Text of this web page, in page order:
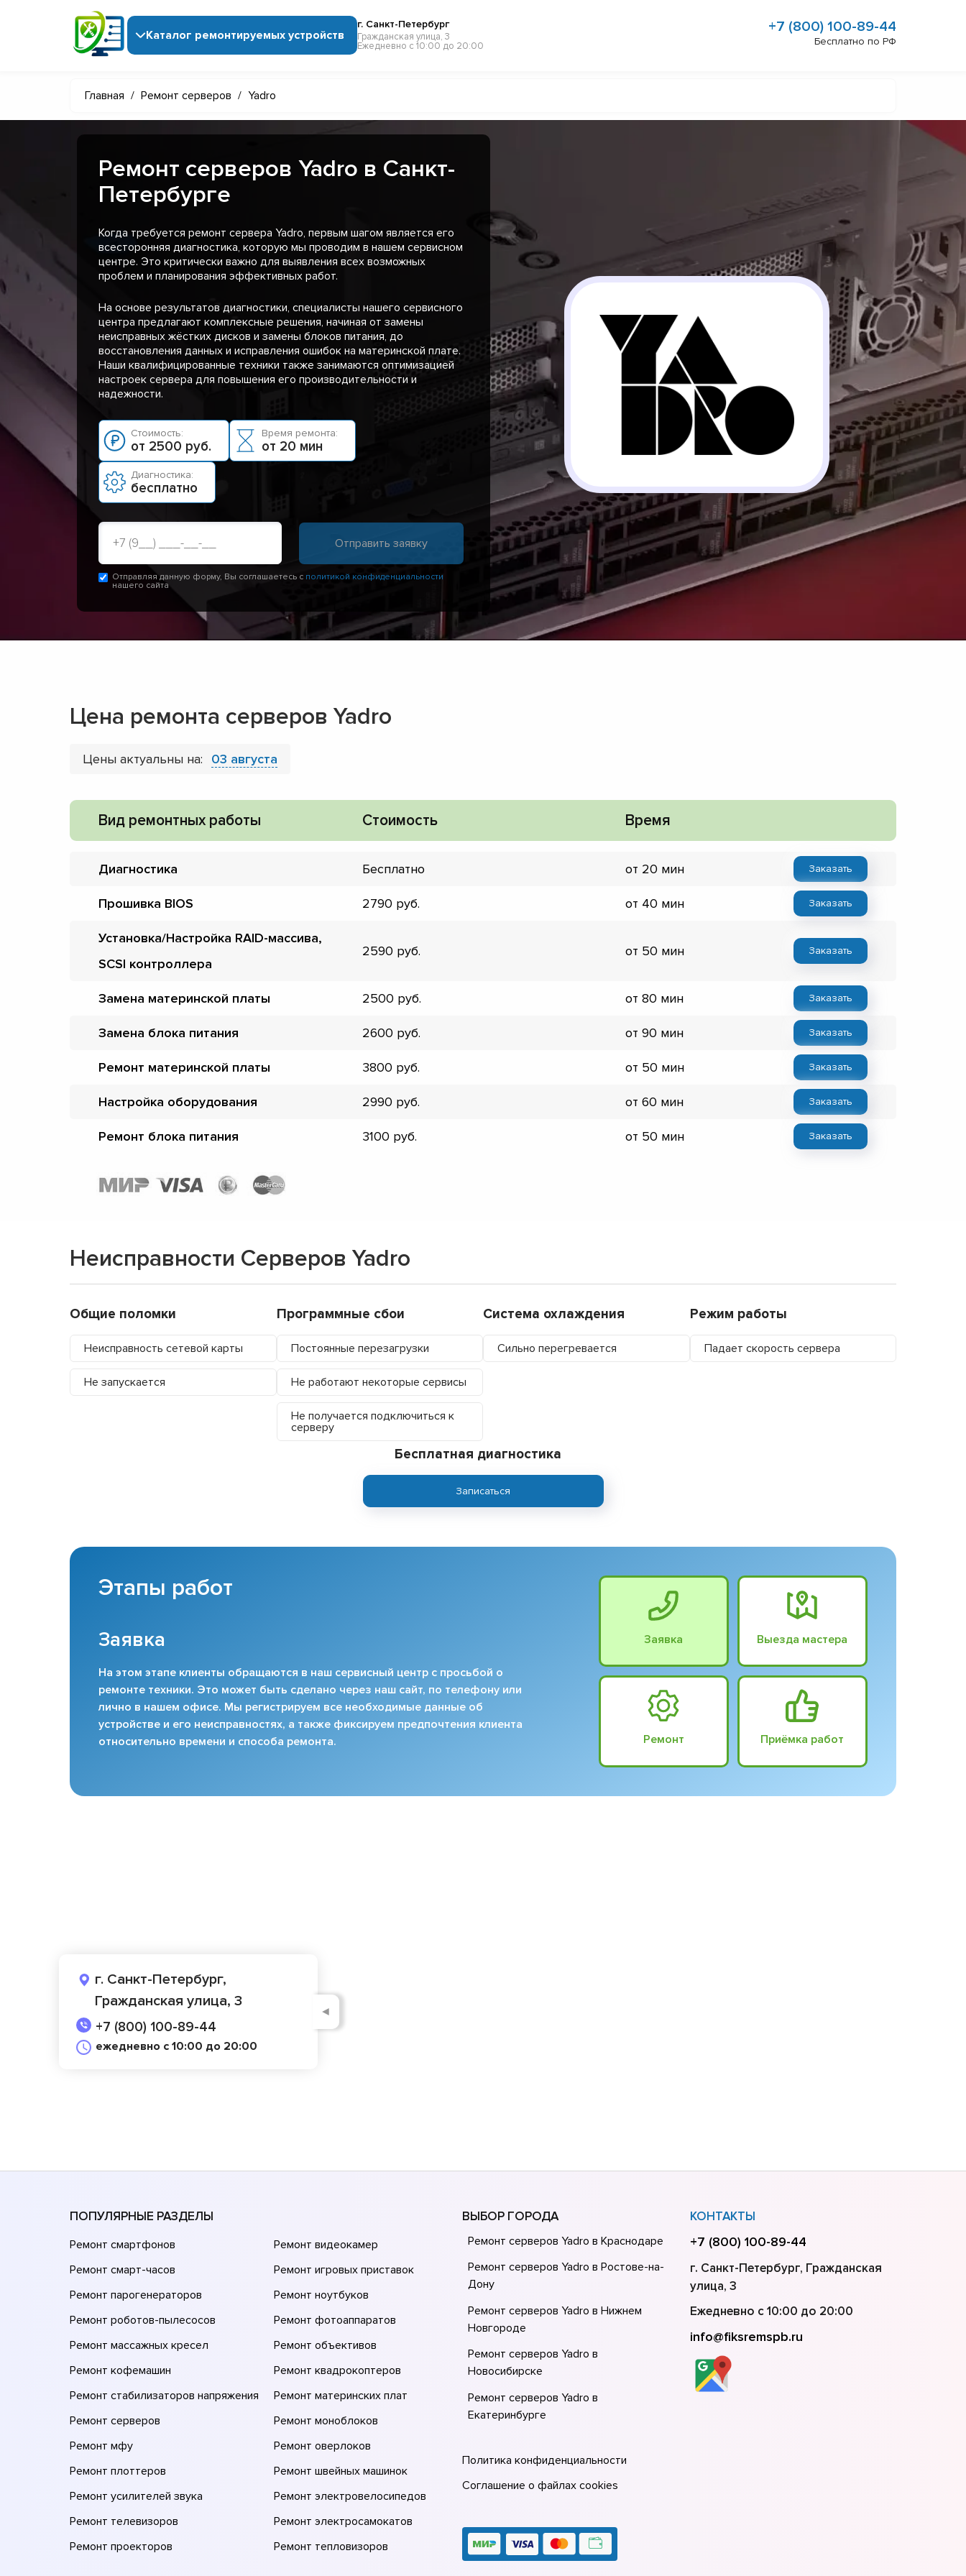
Каталог ремонтируемых устройств
г. Санкт-Петербург
Гражданская улица, 3
Ежедневно с 10:00 до 20:00
+7 (800) 100-89-44
Бесплатно по РФ
Главная / Ремонт серверов / Yadro
Ремонт серверов Yadro в Санкт-
Петербурге
Когда требуется ремонт сервера Yadro, первым шагом является его
всесторонняя диагностика, которую мы проводим в нашем сервисном
центре. Это критически важно для выявления всех возможных
проблем и планирования эффективных работ.
На основе результатов диагностики, специалисты нашего сервисного
центра предлагают комплексные решения, начиная от замены
неисправных жёстких дисков и замены блоков питания, до
восстановления данных и исправления ошибок на материнской плате.
Наши квалифицированные техники также занимаются оптимизацией
настроек сервера для повышения его производительности и
надежности.
Стоимость:
от 2500 руб.
Время ремонта:
от 20 мин
Диагностика:
бесплатно
Отправляя данную форму, Вы соглашаетесь с политикой конфиденциальности
нашего сайта
Цена ремонта серверов Yadro
Цены актуальны на: 03 августа
Вид ремонтных работы Стоимость Время
Диагностика Бесплатно от 20 мин Заказать
Прошивка BIOS 2790 от 40 мин Заказать
Установка/Настройка RAID-массива,
SCSI контроллера
2590 от 50 мин Заказать
Замена материнской платы 2500 от 80 мин Заказать
Замена блока питания 2600 от 90 мин Заказать
Ремонт материнской платы 3800 от 50 мин Заказать
Настройка оборудования 2990 от 60 мин Заказать
Ремонт блока питания 3100 от 50 мин Заказать
Неисправности Серверов Yadro
Общие поломки
Неисправность сетевой карты
Не запускается
Программные сбои
Постоянные перезагрузки
Не работают некоторые сервисы
Не получается подключиться к
серверу
Система охлаждения
Сильно перегревается
Режим работы
Падает скорость сервера
Бесплатная диагностика
Записаться
Этапы работ
Заявка
На этом этапе клиенты обращаются в наш сервисный центр с просьбой о
ремонте техники. Это может быть сделано через наш сайт, по телефону или
лично в нашем офисе. Мы регистрируем все необходимые данные об
устройстве и его неисправностях, а также фиксируем предпочтения клиента
относительно времени и способа ремонта.
Заявка Выезда мастера
Ремонт Приёмка работ
г. Санкт-Петербург,
Гражданская улица, 3
+7 (800) 100-89-44
ежедневно с 10:00 до 20:00
◄
ПОПУЛЯРНЫЕ РАЗДЕЛЫ
Ремонт смартфонов
Ремонт смарт-часов
Ремонт парогенераторов
Ремонт роботов-пылесосов
Ремонт массажных кресел
Ремонт кофемашин
Ремонт стабилизаторов напряжения
Ремонт серверов
Ремонт мфу
Ремонт плоттеров
Ремонт усилителей звука
Ремонт телевизоров
Ремонт проекторов
Ремонт видеокамер
Ремонт игровых приставок
Ремонт ноутбуков
Ремонт фотоаппаратов
Ремонт объективов
Ремонт квадрокоптеров
Ремонт материнских плат
Ремонт моноблоков
Ремонт оверлоков
Ремонт швейных машинок
Ремонт электровелосипедов
Ремонт электросамокатов
Ремонт тепловизоров
ВЫБОР ГОРОДА
Ремонт серверов Yadro в Краснодаре
Ремонт серверов Yadro в Ростове-на-
Донy
Ремонт серверов Yadro в Нижнем
Новгороде
Ремонт серверов Yadro в
Новосибирске
Ремонт серверов Yadro в
Екатеринбурге
Ремонт серверов Yadro в Москве
Политика конфиденциальности
Соглашение о файлах cookies
КОНТАКТЫ
+7 (800) 100-89-44
г. Санкт-Петербург, Гражданская
улица, 3
Ежедневно с 10:00 до 20:00
info@fiksremspb.ru